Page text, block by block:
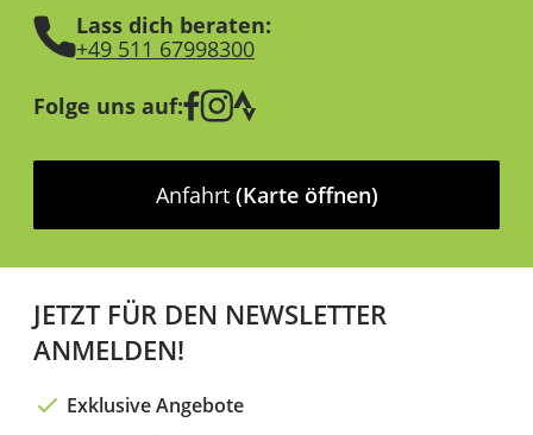
Lass dich beraten:
+49 511 67998300
Folge uns auf:
Anfahrt (Karte öffnen)
JETZT FÜR DEN NEWSLETTER
ANMELDEN!
Exklusive Angebote